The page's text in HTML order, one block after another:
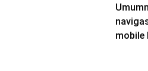
mobile